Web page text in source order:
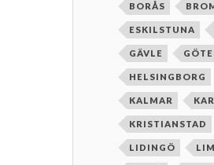
BORÅS
ESKILSTUNA
GÄVLE
HELSINGBORG
KALMAR
KRISTIANSTAD
LIDINGÖ